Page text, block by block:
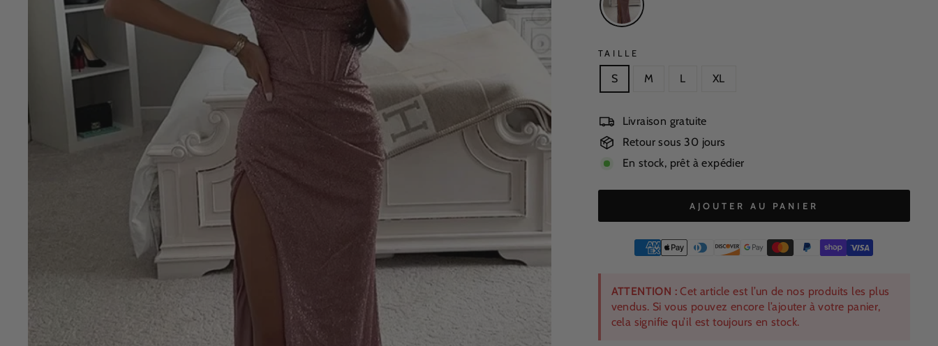
TAILLE
S M L XL
Livraison gratuite
Retour sous 30 jours
En stock, prêt à expédier
AJOUTER AU PANIER
ATTENTION : Cet article est l’un de nos produits les plus
vendus. Si vous pouvez encore l’ajouter à votre panier,
cela signifie qu’il est toujours en stock.